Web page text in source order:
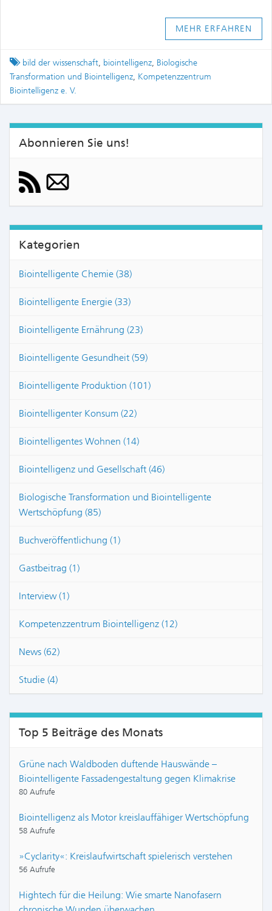
MEHR ERFAHREN
Tagged
bild der wissenschaft, biointelligenz, Biologische
Transformation und Biointelligenz, Kompetenzzentrum
Biointelligenz e. V.
Abonnieren Sie uns!
Kategorien
Biointelligente Chemie (38)
Biointelligente Energie (33)
Biointelligente Ernährung (23)
Biointelligente Gesundheit (59)
Biointelligente Produktion (101)
Biointelligenter Konsum (22)
Biointelligentes Wohnen (14)
Biointelligenz und Gesellschaft (46)
Biologische Transformation und Biointelligente
Wertschöpfung (85)
Buchveröffentlichung (1)
Gastbeitrag (1)
Interview (1)
Kompetenzzentrum Biointelligenz (12)
News (62)
Studie (4)
Top 5 Beiträge des Monats
Grüne nach Waldboden duftende Hauswände –
Biointelligente Fassadengestaltung gegen Klimakrise
80 Aufrufe
Biointelligenz als Motor kreislauffähiger Wertschöpfung
58 Aufrufe
»Cyclarity«: Kreislaufwirtschaft spielerisch verstehen
56 Aufrufe
Hightech für die Heilung: Wie smarte Nanofasern